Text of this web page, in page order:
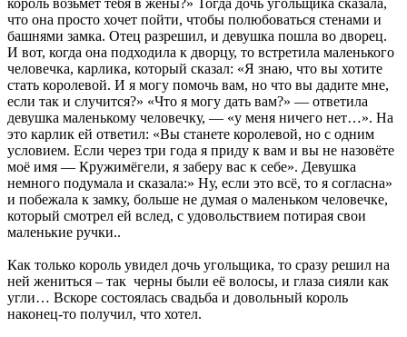
что она просто хочет пойти, чтобы полюбоваться стенами и
башнями замка. Отец разрешил, и девушка пошла во дворец.
И вот, когда она подходила к дворцу, то встретила маленького
человечка, карлика, который сказал: «Я знаю, что вы хотите
стать королевой. И я могу помочь вам, но что вы дадите мне,
если так и случится?» «Что я могу дать вам?» — ответила
девушка маленькому человечку, — «у меня ничего нет…». На
это карлик ей ответил: «Вы станете королевой, но с одним
условием. Если через три года я приду к вам и вы не назовёте
моё имя — Кружимёгели, я заберу вас к себе». Девушка
немного подумала и сказала:» Ну, если это всё, то я согласна»
и побежала к замку, больше не думая о маленьком человечке,
который смотрел ей вслед, с удовольствием потирая свои
маленькие ручки..
Как только король увидел дочь угольщика, то сразу решил на
ней жениться – так черны были её волосы, и глаза сияли как
угли… Вскоре состоялась свадьба и довольный король
наконец-то получил, что хотел.